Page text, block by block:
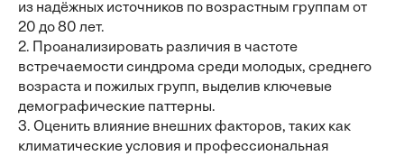
из надёжных источников по возрастным группам от
20 до 80 лет.
2. Проанализировать различия в частоте
встречаемости синдрома среди молодых, среднего
возраста и пожилых групп, выделив ключевые
демографические паттерны.
3. Оценить влияние внешних факторов, таких как
климатические условия и профессиональная